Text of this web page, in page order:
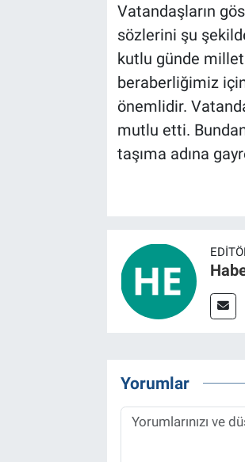
Vatandaşların
sözlerini şu
kutlu günde
beraberliğimiz
önemlidir.
mutlu etti.
taşıma adına
Yorumlar